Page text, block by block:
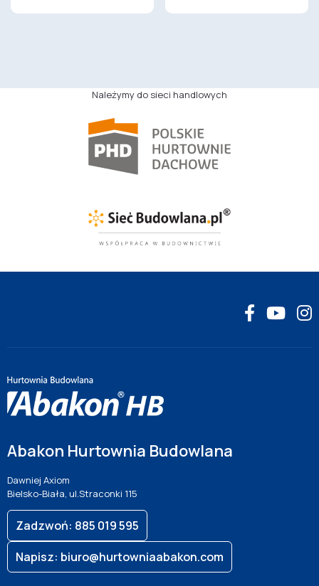
Należymy do sieci handlowych
Abakon Hurtownia Budowlana
Dawniej Axiom
Bielsko-Biała, ul.Straconki 115
Zadzwoń: 885 019 595
Napisz: biuro@hurtowniaabakon.com